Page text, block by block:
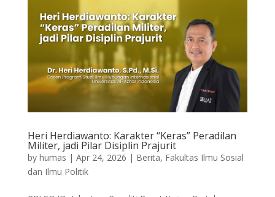
Heri Herdiawanto: Karakter “Keras” Peradilan
Militer, jadi Pilar Disiplin Prajurit
by humas | Apr 24, 2026 | Berita, Fakultas Ilmu Sosial
dan Ilmu Politik